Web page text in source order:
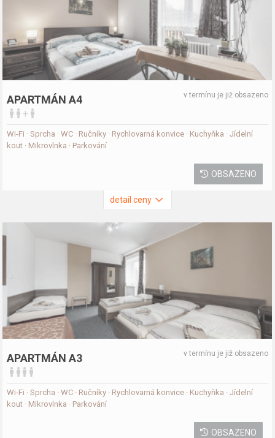
APARTMÁN A4
+
v termínu je již obsazeno
Wi-Fi · Sprcha · WC · Ručníky · Rychlovarná konvice · Kuchyňka · Jídelní
kout · Mikrovlnka · Parkování
OBSAZENO
detail ceny
APARTMÁN A3 v termínu je již obsazeno
Wi-Fi · Sprcha · WC · Ručníky · Rychlovarná konvice · Kuchyňka · Jídelní
kout · Mikrovlnka · Parkování
OBSAZENO